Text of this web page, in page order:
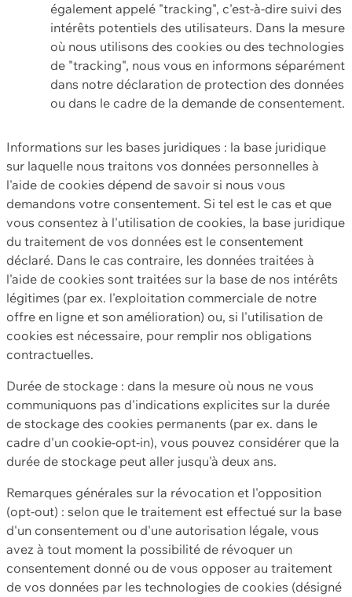
également appelé "tracking", c'est-à-dire suivi des
intérêts potentiels des utilisateurs. Dans la mesure
où nous utilisons des cookies ou des technologies
de "tracking", nous vous en informons séparément
dans notre déclaration de protection des données
ou dans le cadre de la demande de consentement.
Informations sur les bases juridiques : la base juridique
sur laquelle nous traitons vos données personnelles à
l'aide de cookies dépend de savoir si nous vous
demandons votre consentement. Si tel est le cas et que
vous consentez à l'utilisation de cookies, la base juridique
du traitement de vos données est le consentement
déclaré. Dans le cas contraire, les données traitées à
l'aide de cookies sont traitées sur la base de nos intérêts
légitimes (par ex. l'exploitation commerciale de notre
offre en ligne et son amélioration) ou, si l'utilisation de
cookies est nécessaire, pour remplir nos obligations
contractuelles.
Durée de stockage : dans la mesure où nous ne vous
communiquons pas d'indications explicites sur la durée
de stockage des cookies permanents (par ex. dans le
cadre d'un cookie-opt-in), vous pouvez considérer que la
durée de stockage peut aller jusqu'à deux ans.
Remarques générales sur la révocation et l'opposition
(opt-out) : selon que le traitement est effectué sur la base
d'un consentement ou d'une autorisation légale, vous
avez à tout moment la possibilité de révoquer un
consentement donné ou de vous opposer au traitement
de vos données par les technologies de cookies (désigné